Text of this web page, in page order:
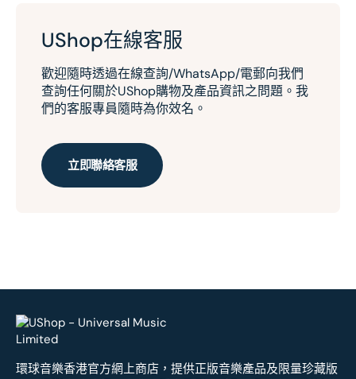
UShop在線客服
歡迎隨時透過在線查詢/WhatsApp/電郵向我們
查詢任何關於UShop購物及產品資訊之問題。我
們的客服專員隨時為你效名。
立即聯絡客服
環球音樂香港官方網上商店，提供正版音樂產品及限量珍藏版